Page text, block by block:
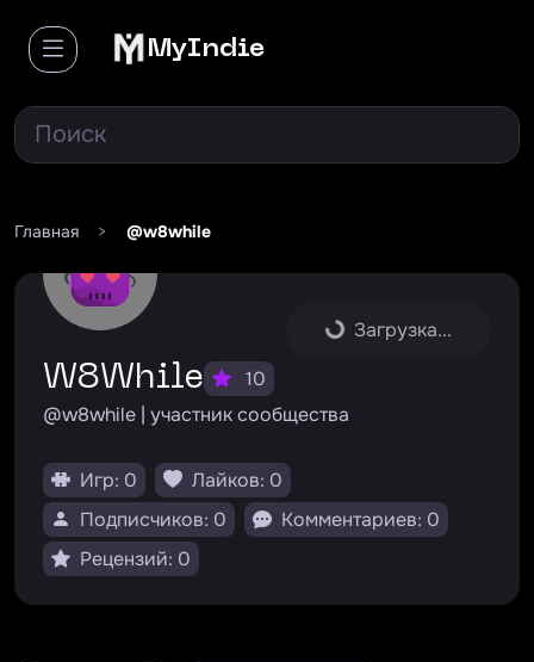
MyIndie
Главная > @w8while
Загрузка...
W8While
10
@w8while | участник сообщества
Игр: 0
Лайков: 0
Подписчиков: 0
Комментариев: 0
Рецензий: 0